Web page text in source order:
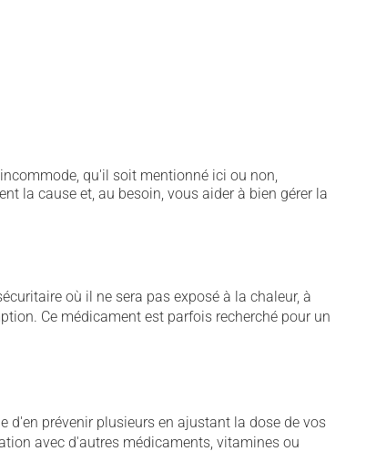
qu'il soit mentionné ici ou non,
la cause et, au besoin, vous aider à bien gérer la
où il ne sera pas exposé à la chaleur, à
Ce médicament est parfois recherché pour un
prévenir plusieurs en ajustant la dose de vos
avec d'autres médicaments, vitamines ou